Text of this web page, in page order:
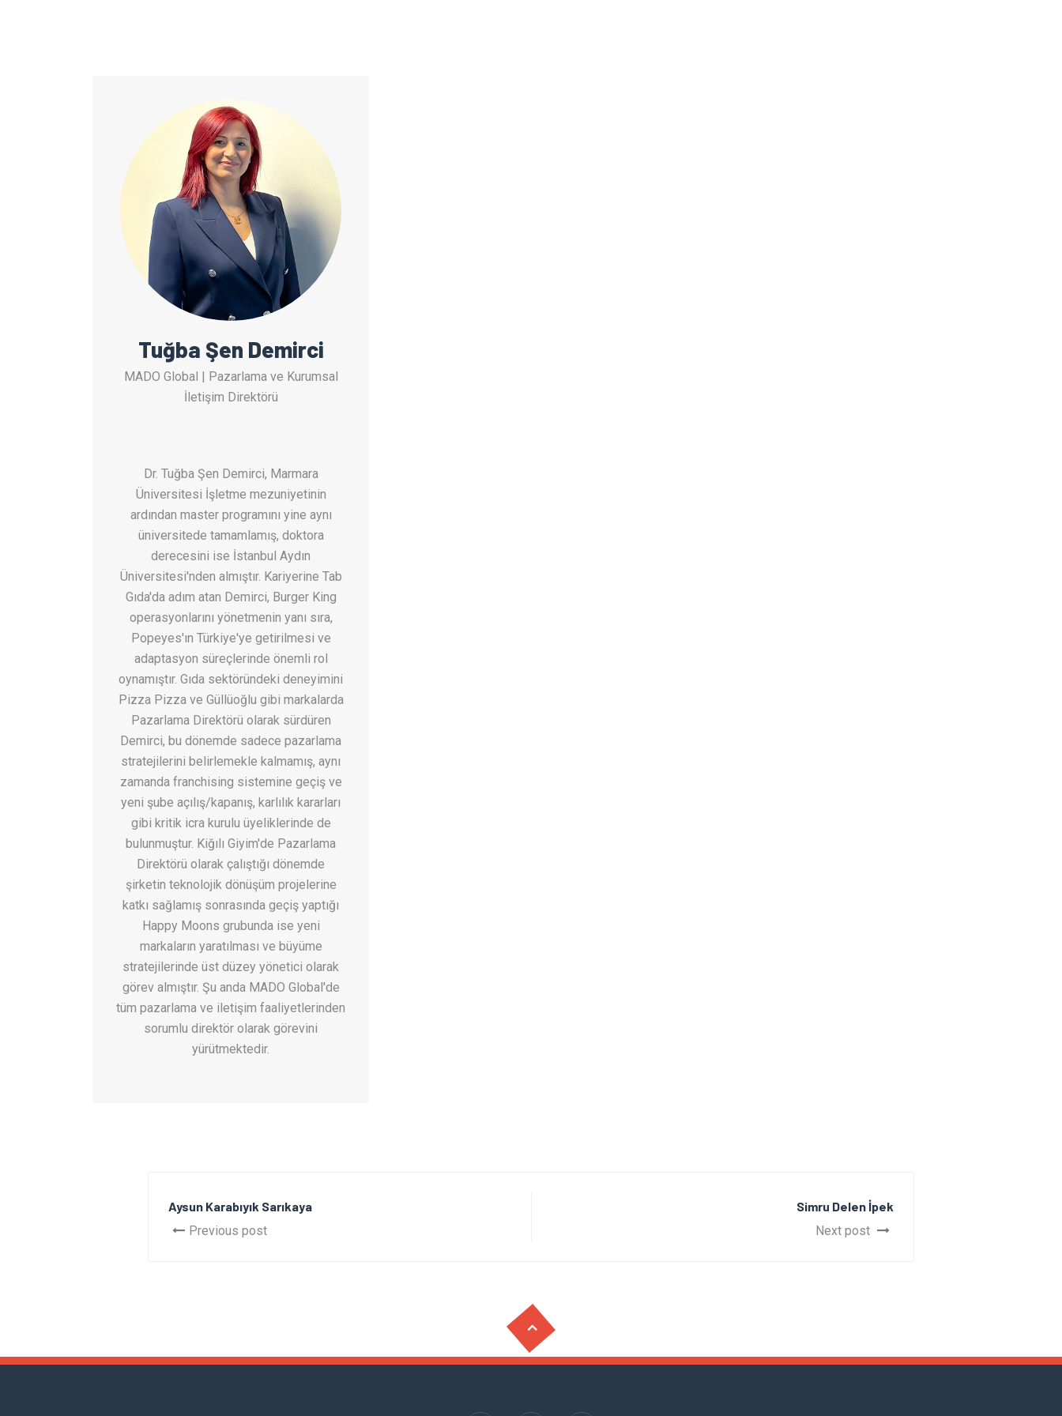
Tuğba Şen Demirci
MADO Global | Pazarlama ve Kurumsal
İletişim Direktörü
Dr. Tuğba Şen Demirci, Marmara
Üniversitesi İşletme mezuniyetinin
ardından master programını yine aynı
üniversitede tamamlamış, doktora
derecesini ise İstanbul Aydın
Üniversitesi'nden almıştır. Kariyerine Tab
Gıda'da adım atan Demirci, Burger King
operasyonlarını yönetmenin yanı sıra,
Popeyes'ın Türkiye'ye getirilmesi ve
adaptasyon süreçlerinde önemli rol
oynamıştır. Gıda sektöründeki deneyimini
Pizza Pizza ve Güllüoğlu gibi markalarda
Pazarlama Direktörü olarak sürdüren
Demirci, bu dönemde sadece pazarlama
stratejilerini belirlemekle kalmamış, aynı
zamanda franchising sistemine geçiş ve
yeni şube açılış/kapanış, karlılık kararları
gibi kritik icra kurulu üyeliklerinde de
bulunmuştur. Kiğılı Giyim'de Pazarlama
Direktörü olarak çalıştığı dönemde
şirketin teknolojik dönüşüm projelerine
katkı sağlamış sonrasında geçiş yaptığı
Happy Moons grubunda ise yeni
markaların yaratılması ve büyüme
stratejilerinde üst düzey yönetici olarak
görev almıştır. Şu anda MADO Global'de
tüm pazarlama ve iletişim faaliyetlerinden
sorumlu direktör olarak görevini
yürütmektedir.
Aysun Karabıyık Sarıkaya
Previous post
Simru Delen İpek
Next post